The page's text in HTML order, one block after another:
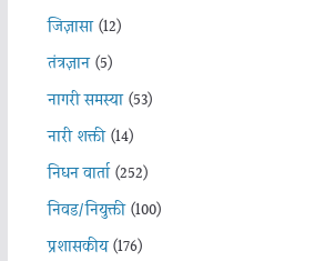
जिज्ञासा(12)
तंत्रज्ञान(5)
नागरी समस्या(53)
नारी शक्ती(14)
निधन वार्ता(252)
निवड/नियुक्ती(100)
प्रशासकीय(176)